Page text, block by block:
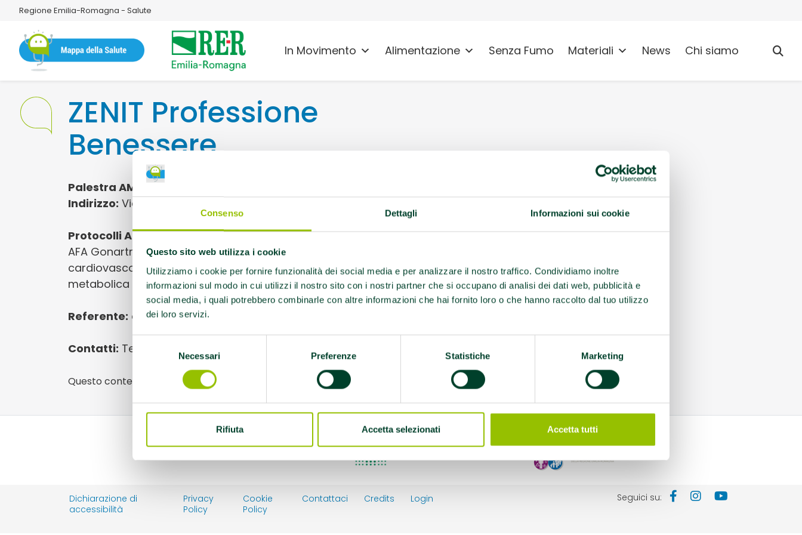
Consenso Dettagli Informazioni sui cookie
Questo sito web utilizza i cookie
Utilizziamo i cookie per fornire funzionalità dei social media e per analizzare il nostro traffico. Condividiamo inoltre
informazioni sul modo in cui utilizzi il nostro sito con i nostri partner che si occupano di analisi dei dati web, pubblicità e
social media, i quali potrebbero combinarle con altre informazioni che hai fornito loro o che hanno raccolto dal tuo utilizzo
dei loro servizi.
Necessari Preferenze Statistiche Marketing
Rifiuta Accetta selezionati Accetta tutti
Regione Emilia-Romagna - Salute
In Movimento Alimentazione Senza Fumo Materiali News Chi siamo
ZENIT Professione
Benessere
Palestra AMA
Indirizzo: Via E. Rossaro 12 44012 Bondeno (FE)
Protocolli AMA:AFA Artrosi della spalla, AFA Coxoartrosi,
AFA Gonartrosi, AFA Parkinson, EFA Cardiopatie / Malattie
cardiovascolari, EFA Diabete tipo 2 ed EFA sindrome
metabolica
Referente: centr.zenit@libero.it
Contatti: Tel.0532 893927
Questo contenuto si trova inPalestre che promuovono la salute
Dichiarazione di
accessibilità
Privacy
Policy
Cookie
Policy
Contattaci Credits Login Seguici su: